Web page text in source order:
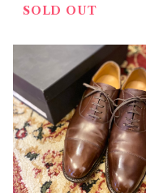
万円 / 中古 / 革靴 / 6 E
SOLD OUT